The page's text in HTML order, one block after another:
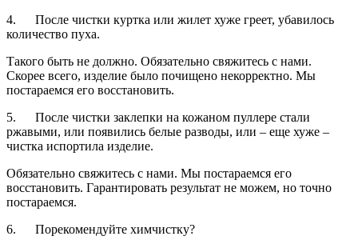
4. После чистки куртка или жилет хуже греет, убавилось
количество пуха.
Такого быть не должно. Обязательно свяжитесь с нами.
Скорее всего, изделие было почищено некорректно. Мы
постараемся его восстановить.
5. После чистки заклепки на кожаном пуллере стали
ржавыми, или появились белые разводы, или – еще хуже –
чистка испортила изделие.
Обязательно свяжитесь с нами. Мы постараемся его
восстановить. Гарантировать результат не можем, но точно
постараемся.
6. Порекомендуйте химчистку?